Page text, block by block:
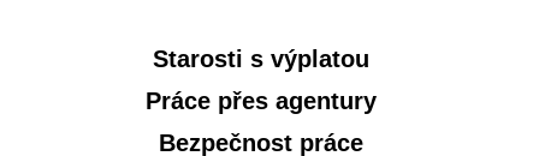
Starosti s výplatou
Práce přes agentury
Bezpečnost práce